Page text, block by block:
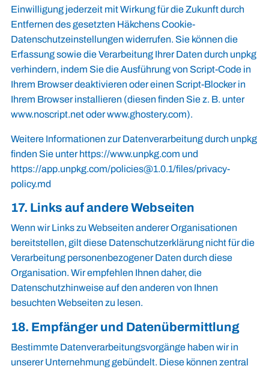
Einwilligung jederzeit mit Wirkung für die Zukunft durch
Entfernen des gesetzten HäkchensCookie-
Datenschutzeinstellungen widerrufen. Sie können die
Erfassung sowie die Verarbeitung Ihrer Daten durch unpkg
verhindern, indem Sie die Ausführung von Script-Code in
Ihrem Browser deaktivieren oder einen Script-Blocker in
Ihrem Browser installieren (diesen finden Sie z. B. unter
www.noscript.netoderwww.ghostery.com).
Weitere Informationen zur Datenverarbeitung durch unpkg
finden Sie unterhttps://www.unpkg.com und
https://app.unpkg.com/policies@1.0.1/files/privacy-
policy.md
17. Links auf andere Webseiten
Wenn wir Links zu Webseiten anderer Organisationen
bereitstellen, gilt diese Datenschutzerklärung nicht für die
Verarbeitung personenbezogener Daten durch diese
Organisation. Wir empfehlen Ihnen daher, die
Datenschutzhinweise auf den anderen von Ihnen
besuchten Webseiten zu lesen.
18. Empfänger und Datenübermittlung
Bestimmte Datenverarbeitungsvorgänge haben wir in
unserer Unternehmung gebündelt. Diese können zentral